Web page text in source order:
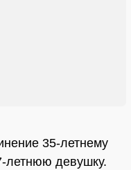
35-летнему
летнюю девушку.